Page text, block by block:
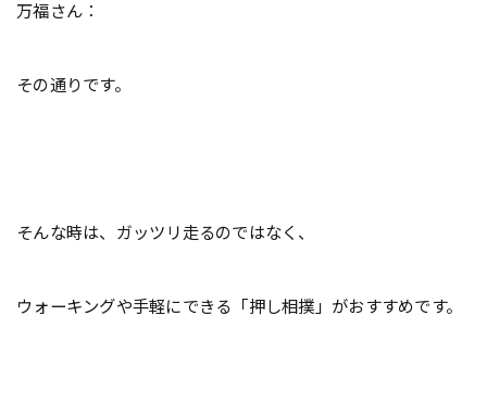
万福さん：
その通りです。
そんな時は、ガッツリ走るのではなく、
ウォーキングや手軽にできる「押し相撲」がおすすめです。